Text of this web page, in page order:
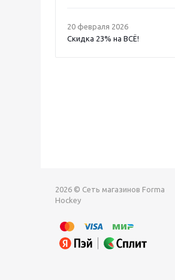
20 февраля 2026
Скидка 23% на ВСË!
2026 © Сеть магазинов Forma
Hockey